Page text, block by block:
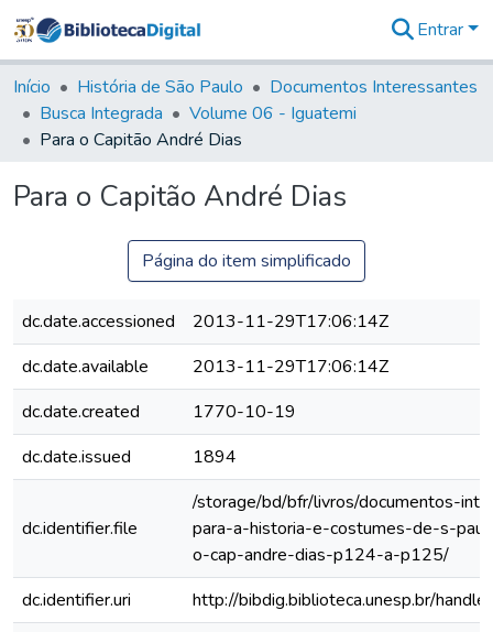
&
Coleções
Tudo na
Biblioteca
Estatísticas
Entrar
Início História de São Paulo
Documentos Interessantes
Busca Integrada
Volume 06 - Iguatemi
Para o Capitão André Dias
Para o Capitão André Dias
Página do item simplificado
dc.date.accessioned
2013-11-29T17:06:14Z
dc.date.available
2013-11-29T17:06:14Z
dc.date.created
1770-10-19
dc.date.issued
1894
dc.identifier.file
/storage/bd/bfr/livros/documentos-
para-a-historia-e-costumes-de-s-
o-cap-andre-dias-p124-a-p125/
dc.identifier.uri
http://bibdig.biblioteca.unesp.br/